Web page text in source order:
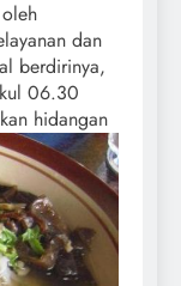
dan
berdirinya,
06.30
hidangan